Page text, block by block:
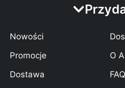
Nowości
Promocje
Dostawa
O
FAQ